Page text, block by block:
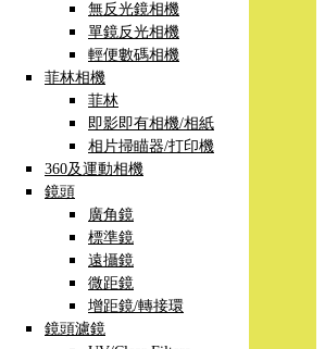
無反光鏡相機
單鏡反光相機
輕便數碼相機
菲林相機
菲林
即影即有相機/相紙
相片掃瞄器/打印機
360及運動相機
鏡頭
廣角鏡
標準鏡
遠攝鏡
微距鏡
增距鏡/轉接環
鏡頭濾鏡